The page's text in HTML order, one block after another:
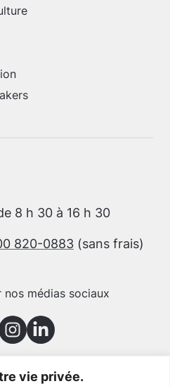
vie privée.
8 h 30 à 16 h 30
820-0883 (sans frais)
nos médias sociaux
partenaires